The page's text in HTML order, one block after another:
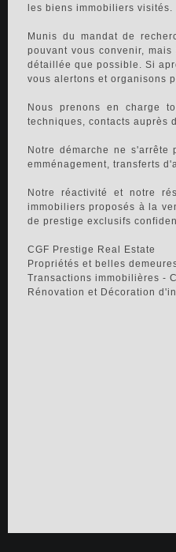
les biens immobiliers visités.
Munis du mandat de
pouvant vous convenir,
détaillée que possible. Si
vous alertons et organisons
Nous prenons en charge
techniques, contacts auprès
Notre démarche ne s'arrête
emménagement, transferts
Notre réactivité et notre
immobiliers proposés à la
de prestige exclusifs
CGF Prestige Real Estate
Propriétés et belles
Transactions immobilières -
Rénovation et Décoration